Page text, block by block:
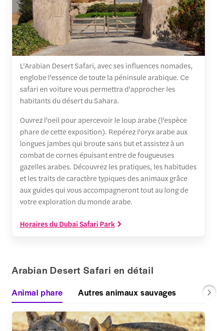
L'Arabian Desert Safari, avec ses influences nomades,
englobe l'essence de toute la péninsule arabique. Ce
safari en voiture vous permettra d'approcher les
habitants du désert du Sahara.
Ouvrez l'oeil pour apercevoir le loup arabe (l'espèce
phare de cette exposition). Repérez l'oryx arabe aux
longues jambes qui broute sans but et assistez à un
combat de cornes épuisant entre de fougueuses
gazelles arabes. Découvrez les pratiques, les habitudes
et les traits de caractère typiques des animaux grâce
aux guides qui vous accompagneront tout au long de
votre exploration du monde arabe.
Horaires du Dubai Safari Park
Arabian Desert Safari en détail
Animal phare Autres animaux sauvages